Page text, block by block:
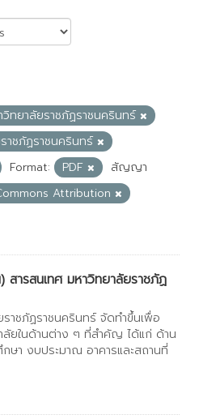
วิทยาลัยราชภัฏราชนครินทร์
าชภัฏราชนครินทร์
Format: PDF
สัญญา
Attribution
สารสนเทศ มหาวิทยาลัยราชภัฏ
าชภัฏราชนครินทร์ จัดทำขึ้นเพื่อ
ลัยในด้านต่าง ๆ ที่สำคัญ ได้แก่ ด้าน
ษา งบประมาณ อาคารและสถานที่